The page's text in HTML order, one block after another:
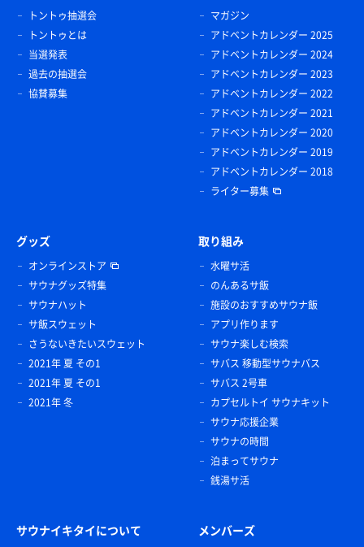
トントゥ抽選会
トントゥとは
当選発表
過去の抽選会
協賛募集
マガジン
アドベントカレンダー 2025
アドベントカレンダー 2024
アドベントカレンダー 2023
アドベントカレンダー 2022
アドベントカレンダー 2021
アドベントカレンダー 2020
アドベントカレンダー 2019
アドベントカレンダー 2018
ライター募集
グッズ
オンラインストア
サウナグッズ特集
サウナハット
サ飯スウェット
さうないきたいスウェット
2021年 夏 その1
2021年 夏 その1
2021年 冬
取り組み
水曜サ活
のんあるサ飯
施設のおすすめサウナ飯
アプリ作ります
サウナ楽しむ検索
サバス 移動型サウナバス
サバス 2号車
カプセルトイ サウナキット
サウナ応援企業
サウナの時間
泊まってサウナ
銭湯サ活
サウナイキタイについて メンバーズ